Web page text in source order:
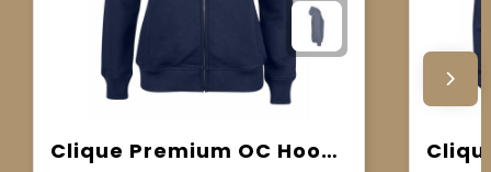
Clique Premium OC Hoody Full Zip Women